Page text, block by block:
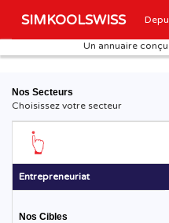
SIMKOOLSWISS
Un annuaire
Nos Secteurs
Choisissez votre secteur
Entrepreneuriat
Nos Cibles